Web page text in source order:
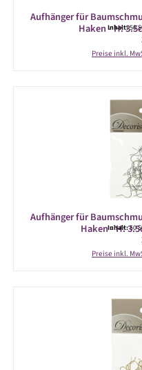
Aufhänger für
Haken - H:
Inhalt:50
Preise inkl.
Aufhänger für Baumschmuck
Haken - H:
Inhalt:50
Preise inkl.